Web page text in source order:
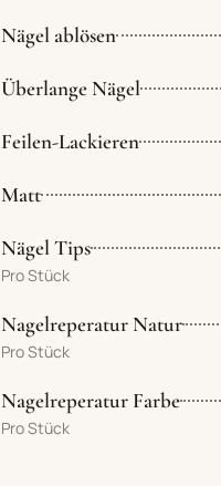
Nägel ablösen
Überlange Nägel
Feilen-Lackieren
Matt
Nägel Tips
Pro Stück
Nagelreperatur Natur
Pro Stück
Nagelreperatur Farbe
Pro Stück